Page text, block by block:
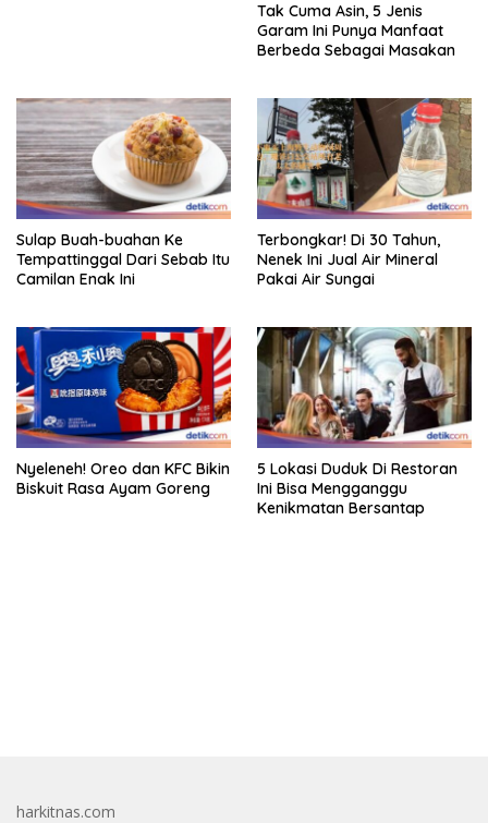
Tak Cuma Asin, 5 Jenis
Garam Ini Punya Manfaat
Berbeda Sebagai Masakan
Sulap Buah-buahan Ke
Tempattinggal Dari Sebab Itu
Camilan Enak Ini
Terbongkar! Di 30 Tahun,
Nenek Ini Jual Air Mineral
Pakai Air Sungai
Nyeleneh! Oreo dan KFC Bikin
Biskuit Rasa Ayam Goreng
5 Lokasi Duduk Di Restoran
Ini Bisa Mengganggu
Kenikmatan Bersantap
harkitnas.com